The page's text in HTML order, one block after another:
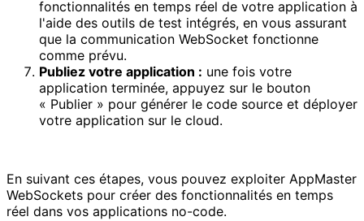
fonctionnalités en temps réel de votre application à
l'aide des outils de test intégrés, en vous assurant
que la communication WebSocket fonctionne
comme prévu.
Publiez votre application : une fois votre
application terminée, appuyez sur le bouton
« Publier » pour générer le code source et déployer
votre application sur le cloud.
En suivant ces étapes, vous pouvez exploiter AppMaster
WebSockets pour créer des fonctionnalités en temps
réel dans vos applications no-code.